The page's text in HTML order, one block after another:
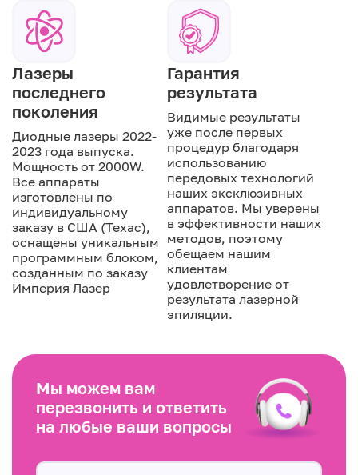
Лазеры
последнего
поколения
Диодные лазеры 2022-
2023 года выпуска.
Мощность от 2000W.
Все аппараты
изготовлены по
индивидуальному
заказу в США (Техас),
оснащены уникальным
программным блоком,
созданным по заказу
Империя Лазер
Гарантия
результата
Видимые результаты
уже после первых
процедур благодаря
использованию
передовых технологий
наших эксклюзивных
аппаратов. Мы уверены
в эффективности наших
методов, поэтому
обещаем нашим
клиентам
удовлетворение от
результата лазерной
эпиляции.
Мы можем вам
перезвонить и ответить
на любые ваши вопросы